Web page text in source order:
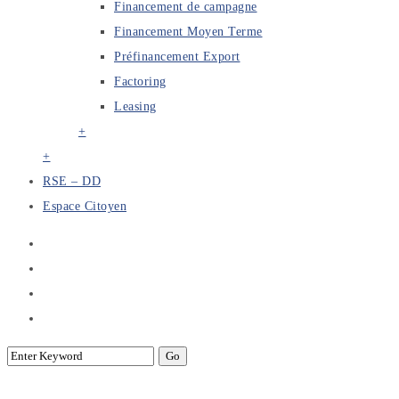
Financement de campagne
Financement Moyen Terme
Préfinancement Export
Factoring
Leasing
+
+
RSE – DD
Espace Citoyen